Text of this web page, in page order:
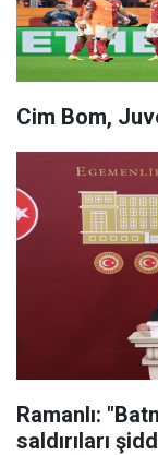
Cim Bom,
Ramanlı:
saldırıları